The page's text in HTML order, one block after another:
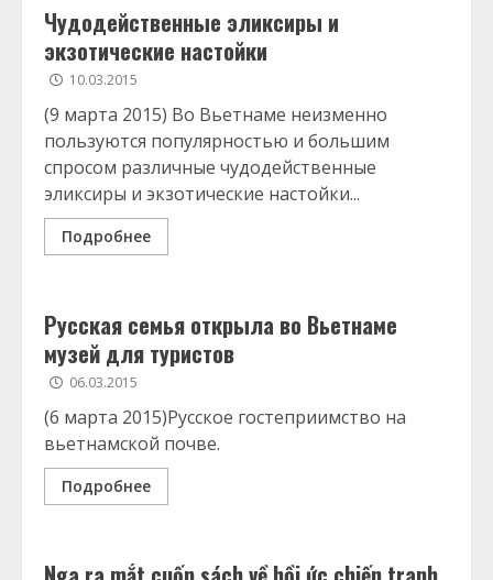
Чудодейственные эликсиры и
экзотические настойки
10.03.2015
(9 марта 2015) Во Вьетнаме неизменно
пользуются популярностью и большим
спросом различные чудодейственные
эликсиры и экзотические настойки...
Подробнее
Русская семья открыла во Вьетнаме
музей для туристов
06.03.2015
(6 марта 2015)Русское гостеприимство на
вьетнамской почве.
Подробнее